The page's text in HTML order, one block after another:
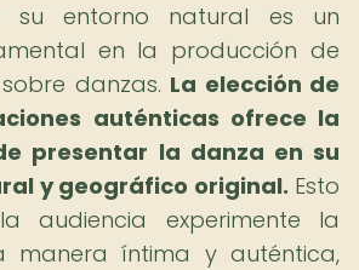
su entorno natural es un
en la producción de
danzas. La elección de
auténticas ofrece la
presentar la danza en su
y geográfico original. Esto
audiencia experimente la
manera íntima y auténtica,